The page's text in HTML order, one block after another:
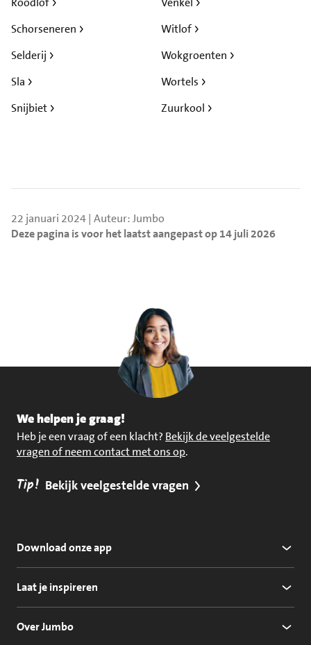
Schorseneren
Selderij
Sla
Snijbiet
Witlof
Wokgroenten
Wortels
Zuurkool
22 januari 2024 | Auteur: Jumbo
Deze pagina is voor het laatst aangepast op 14 juli 2026
We helpen je graag!
Heb je een vraag of een klacht? Bekijk de veelgestelde
vragen of neem contact met ons op.
Tip! Bekijk veelgestelde vragen
Download onze app
Laat je inspireren
Over Jumbo